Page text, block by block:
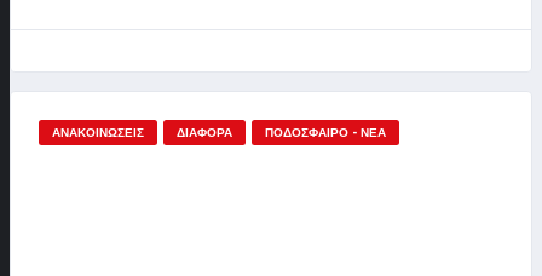
ΑΝΑΚΟΙΝΏΣΕΙΣ ΔΙΆΦΟΡΑ ΠΟΔΌΣΦΑΙΡΟ - ΝΈΑ